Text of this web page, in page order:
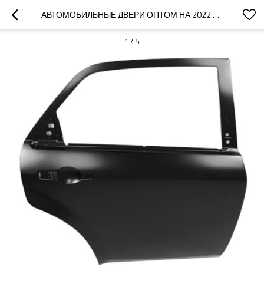
АВТОМОБИЛЬНЫЕ ДВЕРИ ОПТОМ НА 2022 ГОД BESTUNE | ЛЕГКИЙ, УСТОЙЧИВЫЙ К КОРРОЗИИ И ЖАРОСТОЙКИЙ | АВТОЗАПЧАСТИ ДЛЯ BESTUNE
1 / 5